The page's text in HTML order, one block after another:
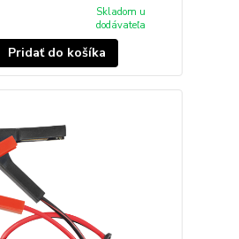
Skladom u
dodávateľa
Pridať do košíka